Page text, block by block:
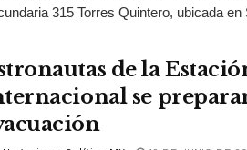
315 Torres Quintero, ubicada en
de la
se